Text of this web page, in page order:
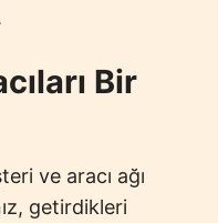
Bir
ve aracı ağı
getirdikleri